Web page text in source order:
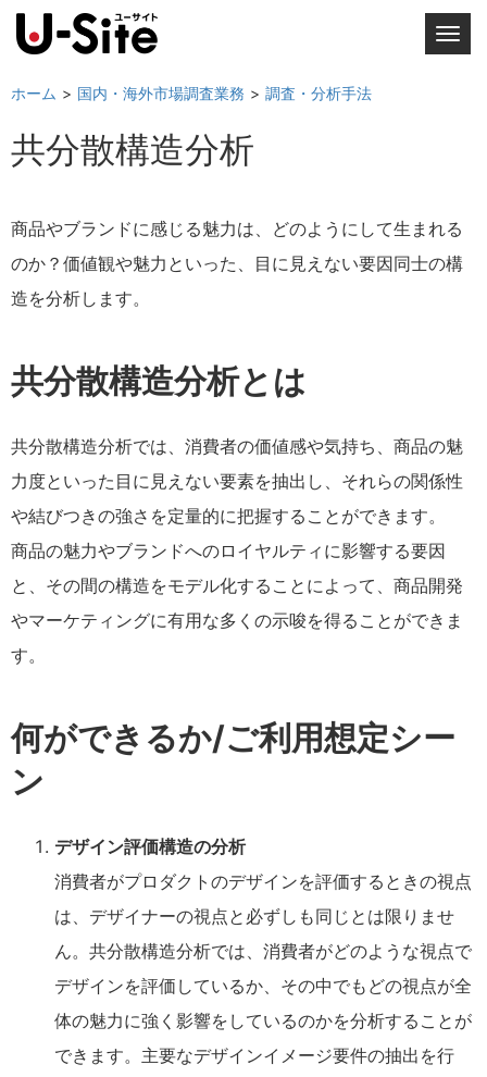
T
a
i
ホーム 国内・海外市場調査業務 調査・分析手法
共分散構造分析
商品やブランドに感じる魅力は、どのようにして生まれる
のか？価値観や魅力といった、目に見えない要因同士の構
造を分析します。
共分散構造分析とは
共分散構造分析では、消費者の価値感や気持ち、商品の魅
力度といった目に見えない要素を抽出し、それらの関係性
や結びつきの強さを定量的に把握することができます。
商品の魅力やブランドへのロイヤルティに影響する要因
と、その間の構造をモデル化することによって、商品開発
やマーケティングに有用な多くの示唆を得ることができま
す。
何ができるか/ご利用想定シー
ン
デザイン評価構造の分析
消費者がプロダクトのデザインを評価するときの視点
は、デザイナーの視点と必ずしも同じとは限りませ
ん。共分散構造分析では、消費者がどのような視点で
デザインを評価しているか、その中でもどの視点が全
体の魅力に強く影響をしているのかを分析することが
できます。主要なデザインイメージ要件の抽出を行